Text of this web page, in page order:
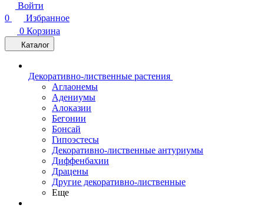
Войти
0
Избранное
0 Корзина
Каталог
Декоративно-лиственные растения
Аглаонемы
Адениумы
Алоказии
Бегонии
Бонсай
Гипоэстесы
Декоративно-лиственные антуриумы
Диффенбахии
Драцены
Другие декоративно-лиственные
Еще